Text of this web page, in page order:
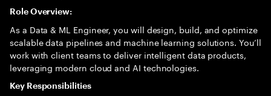
Role Overview:
As a Data & ML Engineer, you will design, build, and optimize
scalable data pipelines and machine learning solutions. You’ll
work with client teams to deliver intelligent data products,
leveraging modern cloud and AI technologies.
Key Responsibilities